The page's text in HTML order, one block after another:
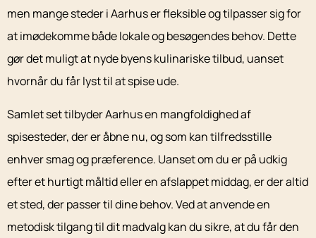
men mange steder i Aarhus er fleksible og tilpasser sig for
at imødekomme både lokale og besøgendes behov. Dette
gør det muligt at nyde byens kulinariske tilbud, uanset
hvornår du får lyst til at spise ude.
Samlet set tilbyder Aarhus en mangfoldighed af
spisesteder, der er åbne nu, og som kan tilfredsstille
enhver smag og præference. Uanset om du er på udkig
efter et hurtigt måltid eller en afslappet middag, er der altid
et sted, der passer til dine behov. Ved at anvende en
metodisk tilgang til dit madvalg kan du sikre, at du får den